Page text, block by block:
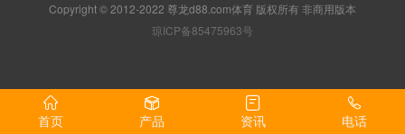
Copyright © 2012-2022 尊龙d88.com体育 版权所有 非商用版本
琼ICP备85475963号
首页 产品 资讯 电话